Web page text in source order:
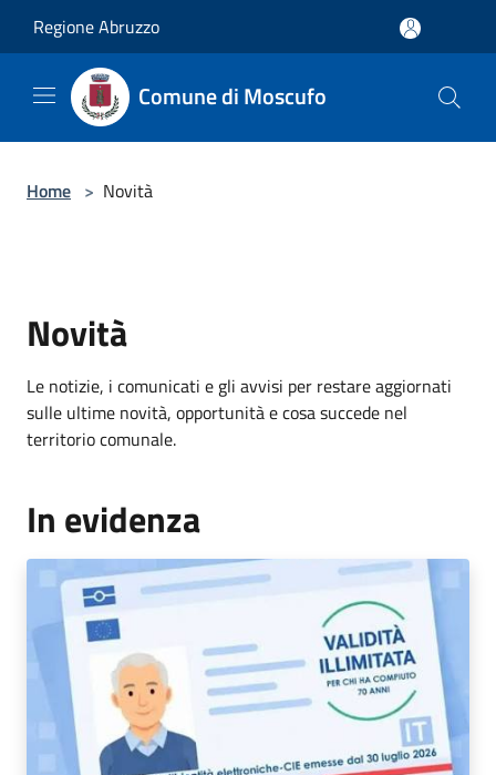
Regione Abruzzo
Comune di Moscufo
Home > Novità
Novità
Le notizie, i comunicati e gli avvisi per restare aggiornati
sulle ultime novità, opportunità e cosa succede nel
territorio comunale.
In evidenza